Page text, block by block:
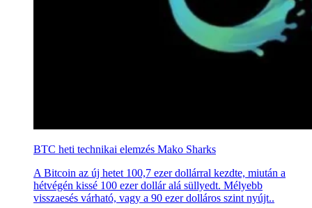
BTC heti technikai elemzés Mako Sharks
A Bitcoin az új hetet 100,7 ezer dollárral kezdte, miután a
hétvégén kissé 100 ezer dollár alá süllyedt. Mélyebb
visszaesés várható, vagy a 90 ezer dolláros szint nyújt..